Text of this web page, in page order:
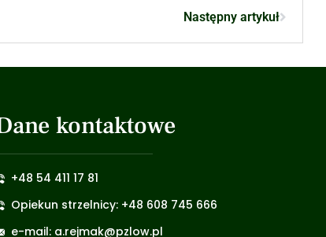
Następny artykuł
kontaktowe
+48 54 411 17 81
Opiekun strzelnicy: +48 608 745 666
e-mail: a.rejmak@pzlow.pl